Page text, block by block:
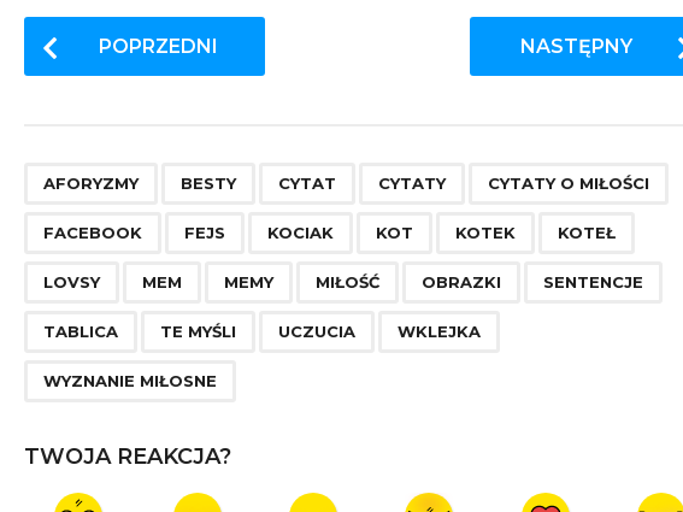
P
o
P
a
g
n
a
i
POPRZEDNI NASTĘPNY
AFORYZMY BESTY CYTAT CYTATY CYTATY O MIŁOŚCI
FACEBOOK FEJS KOCIAK KOT KOTEK KOTEŁ
LOVSY MEM MEMY MIŁOŚĆ OBRAZKI SENTENCJE
TABLICA TE MYŚLI UCZUCIA WKLEJKA
WYZNANIE MIŁOSNE
TWOJA REAKCJA?